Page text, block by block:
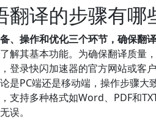
译的步骤有哪
操作和优化三个环节，确保翻译
解其基本功能。为确保翻译质量
登录快闪加速器的官方网站或客
是PC端还是移动端，操作步骤大
支持多种格式如Word、PDF和
误。